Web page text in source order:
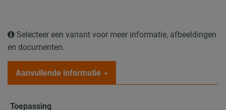
Selecteer een variant voor meer informatie, afbeeldingen
en documenten.
Aanvullende informatie
Toepassing